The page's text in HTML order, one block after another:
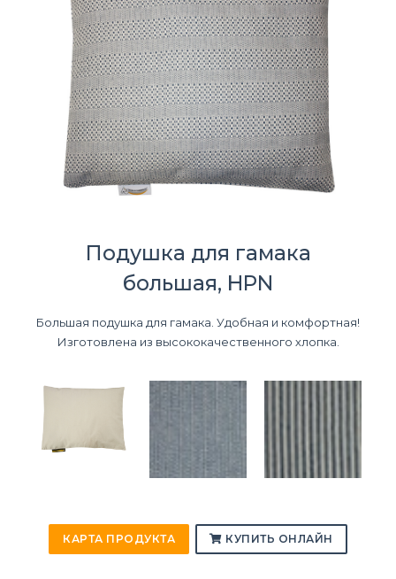
Подушка для гамака
большая, HPN
Большая подушка для гамака. Удобная и комфортная!
Изготовлена из высококачественного хлопка.
КАРТА ПРОДУКТА КУПИТЬ ОНЛАЙН